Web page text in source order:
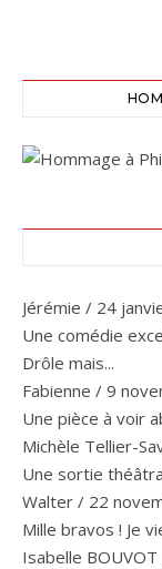
Jérémie / 24
Une comédie
Drôle mais...
Fabienne / 9
Une pièce à voir
Michèle Tellier-
Une sortie
Walter / 22
Mille bravos ! Je
Isabelle BOUVOT